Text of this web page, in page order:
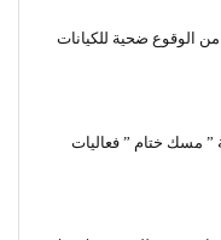
الوقوع ضحية للكيانات
” مسك ختام ” فعاليات